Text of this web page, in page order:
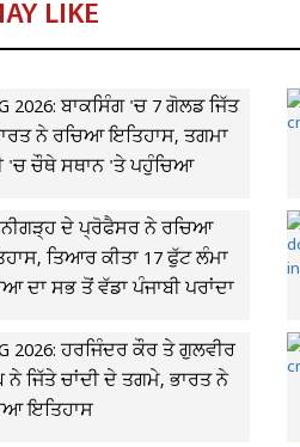
LIKE
2026: ਬਾਕਸਿੰਗ 'ਚ 7 ਗੋਲਡ ਜਿੱਤ
ਨੇ ਰਚਿਆ ਇਤਿਹਾਸ, ਤਗਮਾ
'ਚ ਚੌਥੇ ਸਥਾਨ 'ਤੇ ਪਹੁੰਚਿਆ
ਦੇ ਪ੍ਰੋਫੈਸਰ ਨੇ ਰਚਿਆ
ਤਿਆਰ ਕੀਤਾ 17 ਫੁੱਟ ਲੰਮਾ
ਦਾ ਸਭ ਤੋਂ ਵੱਡਾ ਪੰਜਾਬੀ ਪਰਾਂਦਾ
2026: ਹਰਜਿੰਦਰ ਕੌਰ ਤੇ ਗੁਲਵੀਰ
ਨੇ ਜਿੱਤੇ ਚਾਂਦੀ ਦੇ ਤਗਮੇ, ਭਾਰਤ ਨੇ
ਇਤਿਹਾਸ